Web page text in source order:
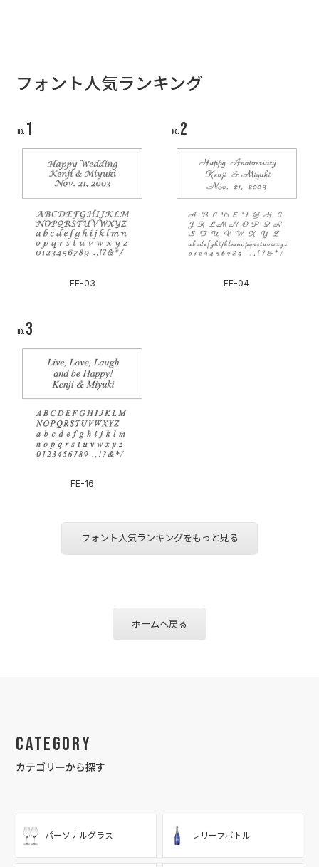
フォント人気ランキング
FE-03 FE-04
FE-16
フォント人気ランキングをもっと見る
ホームへ戻る
Category
カテゴリーから探す
パーソナルグラス レリーフボトル